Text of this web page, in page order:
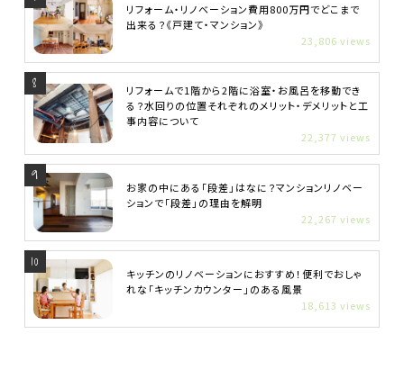
リフォーム・リノベーション費用800万円でどこまで
出来る？《戸建て・マンション》
23,806 views
リフォームで1階から2階に浴室・お風呂を移動でき
る？水回りの位置それぞれのメリット・デメリットと工
事内容について
22,377 views
お家の中にある「段差」はなに？マンションリノベー
ションで「段差」の理由を解明
22,267 views
キッチンのリノベーションにおすすめ！便利でおしゃ
れな「キッチンカウンター」のある風景
18,613 views